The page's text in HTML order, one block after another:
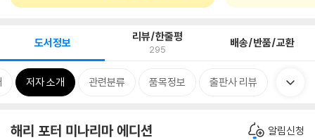
도서정보 리뷰/한줄평
295 배송/반품/교환
저자 소개 관련분류 품목정보 출판사 리뷰
해리 포터 미나리마 에디션 알림신청